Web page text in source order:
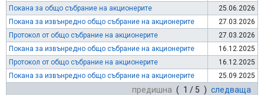
Покана за общо събрание на акционерите
25.06.2026
Покана за извънредно общо събрание на акционерите
27.03.2026
Протокол от общо събрание на акционерите
27.03.2026
Покана за извънредно общо събрание на акционерите
16.12.2025
Протокол от общо събрание на акционерите
16.12.2025
Покана за извънредно общо събрание на акционерите
25.09.2025
предишна ( 1 / 5 ) следваща